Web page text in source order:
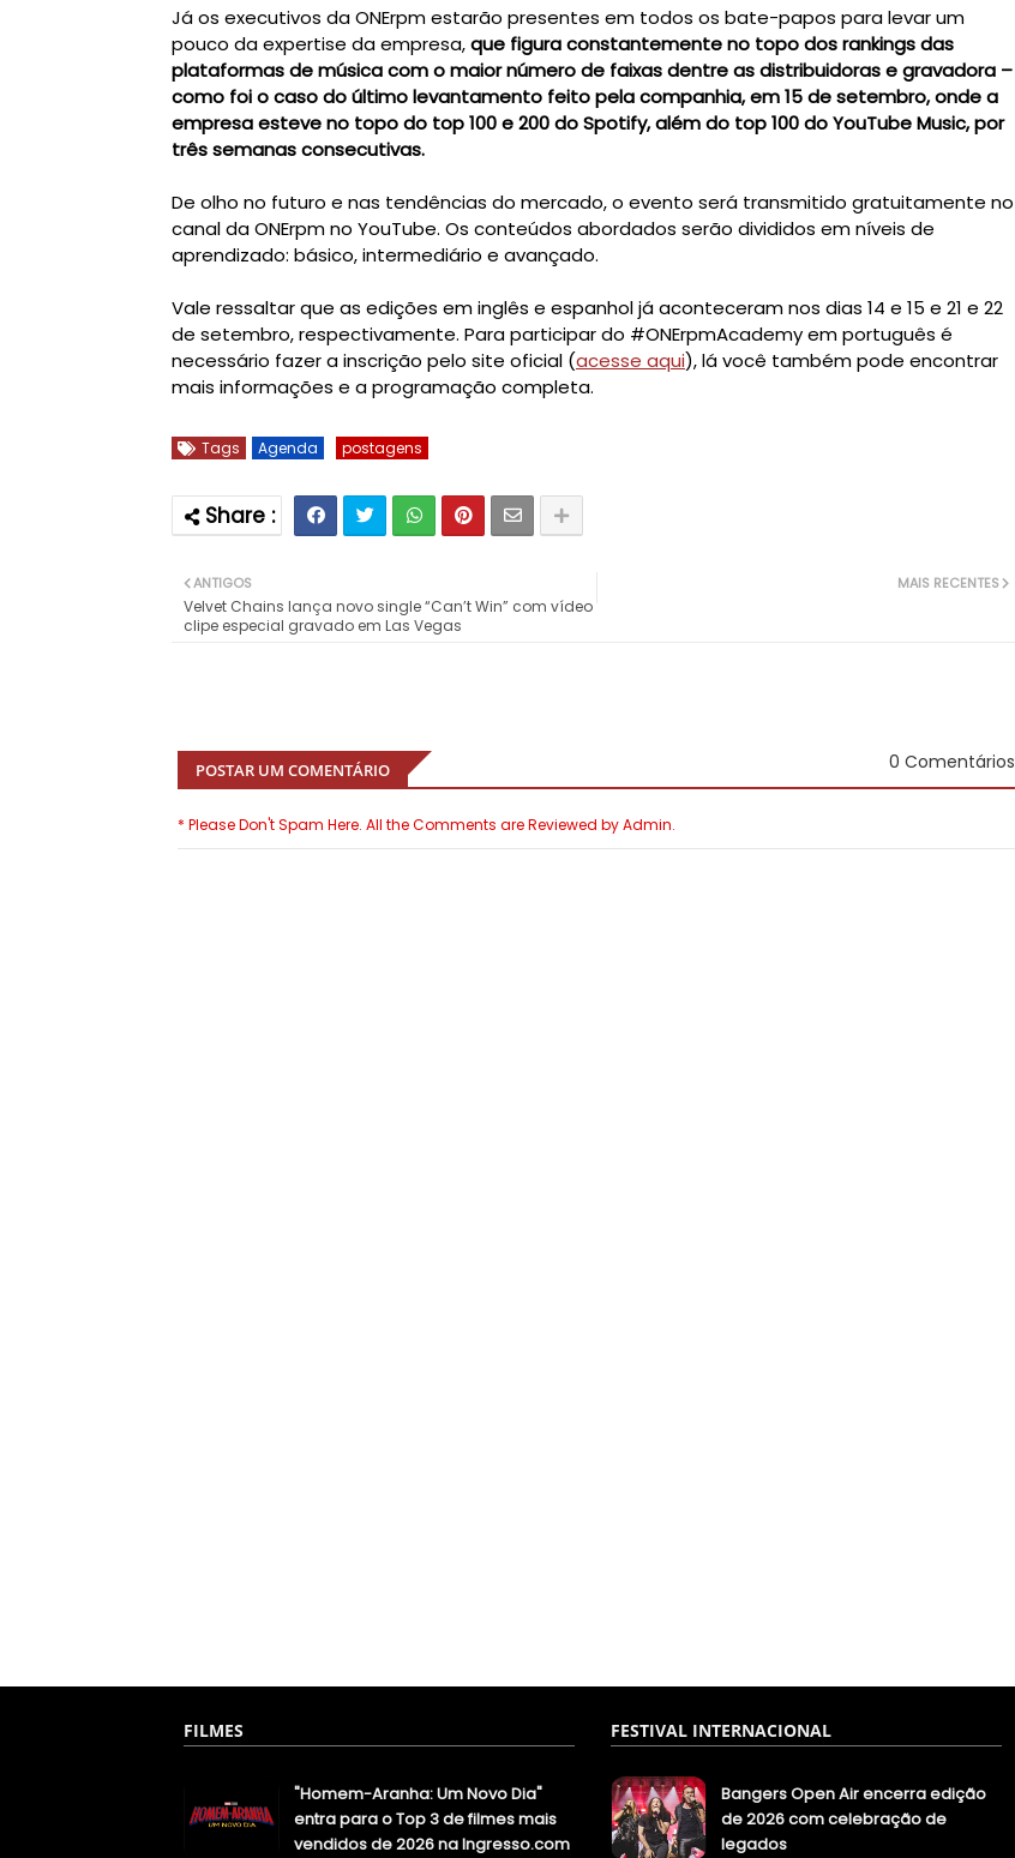
Já os executivos da ONErpm estarão presentes em todos os bate-papos para levar um
pouco da expertise da empresa, que figura constantemente no topo dos rankings das
plataformas de música com o maior número de faixas dentre as distribuidoras e gravadora –
como foi o caso do último levantamento feito pela companhia, em 15 de setembro, onde a
empresa esteve no topo do top 100 e 200 do Spotify, além do top 100 do YouTube Music, por
De olho no futuro e nas tendências do mercado, o evento será transmitido gratuitamente no
canal da ONErpm no YouTube. Os conteúdos abordados serão divididos em níveis de
Vale ressaltar que as edições em inglês e espanhol já aconteceram nos dias 14 e 15 e 21 e 22
de setembro, respectivamente. Para participar do #ONErpmAcademy em português é
necessário fazer a inscrição pelo site oficial (acesse aqui), lá você também pode encontrar
mais informações e a programação completa.
Tags Agenda postagens
MAIS RECENTES
ANTIGOS
Velvet Chains lança novo single “Can’t Win” com vídeo
clipe especial gravado em Las Vegas
POSTAR UM COMENTÁRIO 0 Comentários
* Please Don't Spam Here. All the Comments are Reviewed by Admin.
FILMES
"Homem-Aranha: Um Novo Dia"
entra para o Top 3 de filmes mais
vendidos de 2026 na Ingresso.com
FESTIVAL INTERNACIONAL
Bangers Open Air encerra edição
de 2026 com celebração de
legados